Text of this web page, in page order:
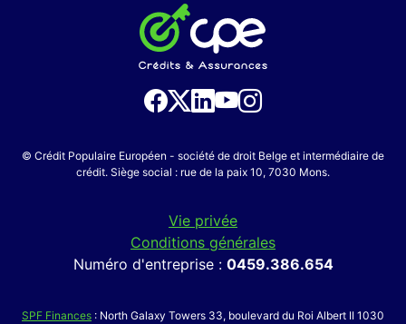
© Crédit Populaire Européen - société de droit Belge et intermédiaire de
crédit. Siège social : rue de la paix 10, 7030 Mons.
Vie privée
Conditions générales
Numéro d'entreprise : 0459.386.654
SPF Finances : North Galaxy Towers 33, boulevard du Roi Albert II 1030